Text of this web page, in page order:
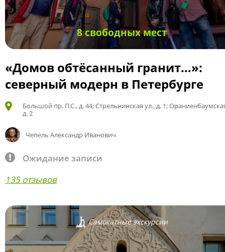
8 свободных мест
«Домов обтёсанный гранит…»:
северный модерн в Петербурге
Большой пр. П.С., д. 44; Стрельнинская ул., д. 1;
д. 2
Чепель Александр Иванович
Ожидание записи
135 отзывов
Самокатные экскурсии